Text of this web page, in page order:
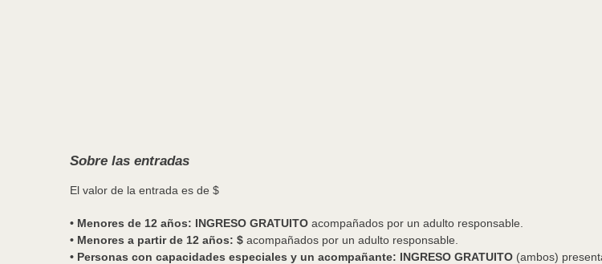
Sobre las entradas
El valor de la entrada es de $
• Menores de 12 años: INGRESO GRATUITO acompañados por un adulto responsable.
• Menores a partir de 12 años: $ acompañados por un adulto responsable.
• Personas con capacidades especiales y un acompañante: INGRESO GRATUITO ​(ambos)